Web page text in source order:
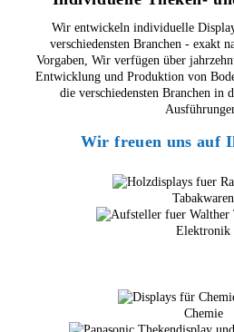
Wir entwickeln individuelle
verschiedensten Branchen - exakt
Vorgaben, Wir verfügen über
Entwicklung und Produktion von
die verschiedensten Branchen in
Wir freuen uns auf
Tabakwaren
Elektronik
Chemie